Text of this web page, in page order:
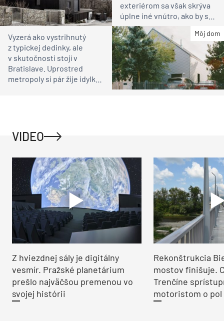
exteriérom sa však skrýva
úplne iné vnútro, ako by ste
čakali
Môj dom
Vyzerá ako vystrihnutý
z typickej dedinky, ale
v skutočnosti stojí v
Bratislave. Uprostred
metropoly si pár žije idylku
VIDEO
Z hviezdnej sály je digitálny
vesmír. Pražské planetárium
prešlo najväčšou premenou vo
svojej histórii
Rekonštrukcia
mostov finišuje.
Trenčíne
motoristom o pol